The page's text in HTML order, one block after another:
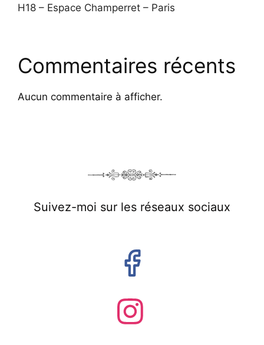
H18 – Espace Champerret – Paris
Commentaires récents
Aucun commentaire à afficher.
Suivez-moi sur les réseaux sociaux